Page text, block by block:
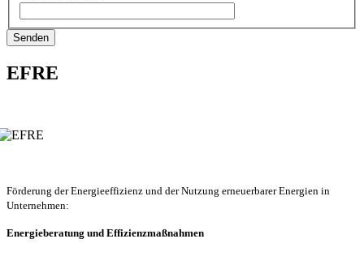
Senden
EFRE
Förderung der Energieeffizienz und der Nutzung erneuerbarer Energien in
Unternehmen:
Energieberatung und Effizienzmaßnahmen